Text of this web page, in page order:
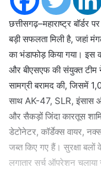
छत्तीसगढ़–महाराष्ट्र बॉर्डर
बड़ी सफलता मिली है, जहां
का भंडाफोड़ किया गया। इस
और बीएसएफ की संयुक्त टीम
सामग्री बरामद की, जिसमें
साथ AK-47, SLR, इंसास
और सैकड़ों जिंदा कारतूस
डेटोनेटर, कॉर्डेक्स वायर,
जब्त किए गए हैं। सुरक्षा
लगातार सर्च ऑपरेशन